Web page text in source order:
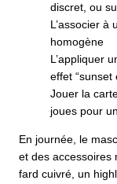
discret, ou
L’associer à
homogène
L’appliquer
effet “sunset
Jouer la
joues pour
En journée, le
et des accessoires
fard cuivré, un